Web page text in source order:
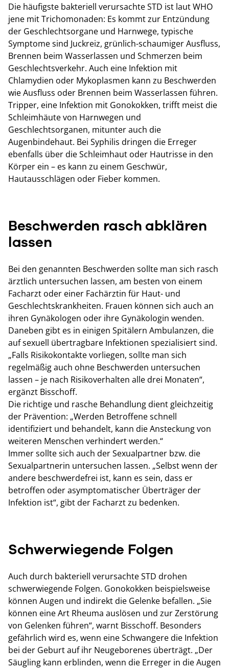
Die häufigste bakteriell verursachte STD ist laut WHO
jene mit Trichomonaden: Es kommt zur Entzündung
der Geschlechtsorgane und Harnwege, typische
Symptome sind Juckreiz, grünlich-schaumiger Ausfluss,
Brennen beim Wasserlassen und Schmerzen beim
Geschlechtsverkehr. Auch eine Infektion mit
Chlamydien oder Mykoplasmen kann zu Beschwerden
wie Ausfluss oder Brennen beim Wasserlassen führen.
Tripper, eine Infektion mit Gonokokken, trifft meist die
Schleimhäute von Harnwegen und
Geschlechtsorganen, mitunter auch die
Augenbindehaut. Bei Syphilis dringen die Erreger
ebenfalls über die Schleimhaut oder Hautrisse in den
Körper ein – es kann zu einem Geschwür,
Hautausschlägen oder Fieber kommen.
Beschwerden rasch abklären
lassen
Bei den genannten Beschwerden sollte man sich rasch
ärztlich untersuchen lassen, am besten von einem
Facharzt oder einer Fachärztin für Haut- und
Geschlechtskrankheiten. Frauen können sich auch an
ihren Gynäkologen oder ihre Gynäkologin wenden.
Daneben gibt es in einigen Spitälern Ambulanzen, die
auf sexuell übertragbare Infektionen spezialisiert sind.
„Falls Risikokontakte vorliegen, sollte man sich
regelmäßig auch ohne Beschwerden untersuchen
lassen – je nach Risikoverhalten alle drei Monaten“,
ergänzt Bisschoff.
Die richtige und rasche Behandlung dient gleichzeitig
der Prävention: „Werden Betroffene schnell
identifiziert und behandelt, kann die Ansteckung von
weiteren Menschen verhindert werden.“
Immer sollte sich auch der Sexualpartner bzw. die
Sexualpartnerin untersuchen lassen. „Selbst wenn der
andere beschwerdefrei ist, kann es sein, dass er
betroffen oder asymptomatischer Überträger der
Infektion ist“, gibt der Facharzt zu bedenken.
Schwerwiegende Folgen
Auch durch bakteriell verursachte STD drohen
schwerwiegende Folgen. Gonokokken beispielsweise
können Augen und indirekt die Gelenke befallen. „Sie
können eine Art Rheuma auslösen und zur Zerstörung
von Gelenken führen“, warnt Bisschoff. Besonders
gefährlich wird es, wenn eine Schwangere die Infektion
bei der Geburt auf ihr Neugeborenes überträgt. „Der
Säugling kann erblinden, wenn die Erreger in die Augen